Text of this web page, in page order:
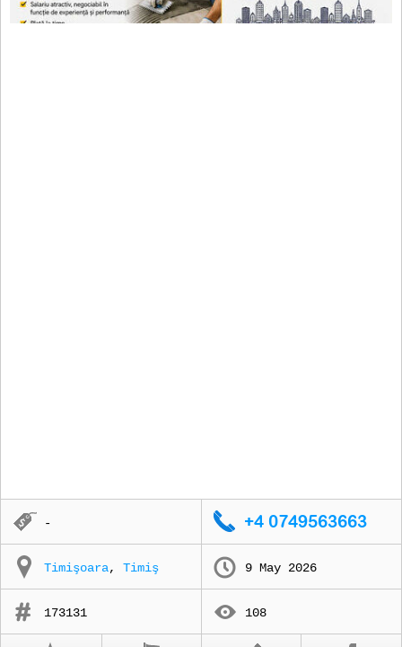
-
Timişoara, Timiş 9 May 2026
173131 108